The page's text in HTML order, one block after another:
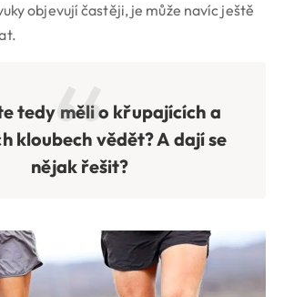
objevují častěji, je může navíc ještě
tedy měli o křupajících a
kloubech vědět? A dají se
nějak řešit?